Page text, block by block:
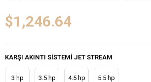
$1,246.64
KARŞI AKINTI SISTEMI JET STREAM
3 hp 3.5 hp 4.5 hp 5.5 hp